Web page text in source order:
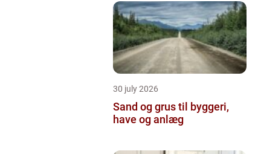
30 july 2026
Sand og grus til byggeri,
have og anlæg